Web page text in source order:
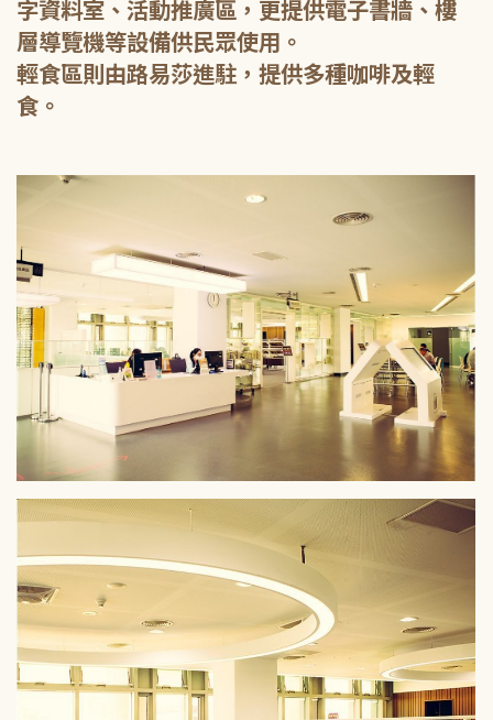
字資料室、活動推廣區，更提供電子書牆、樓
層導覽機等設備供民眾使用。
輕食區則由路易莎進駐，提供多種咖啡及輕
食。